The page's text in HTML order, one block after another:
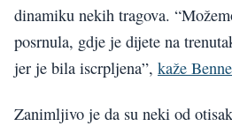
dinamiku nekih tragova.
posrnula, gdje je dijete na
jer je bila iscrpljena”, kaže
Zanimljivo je da su neki od